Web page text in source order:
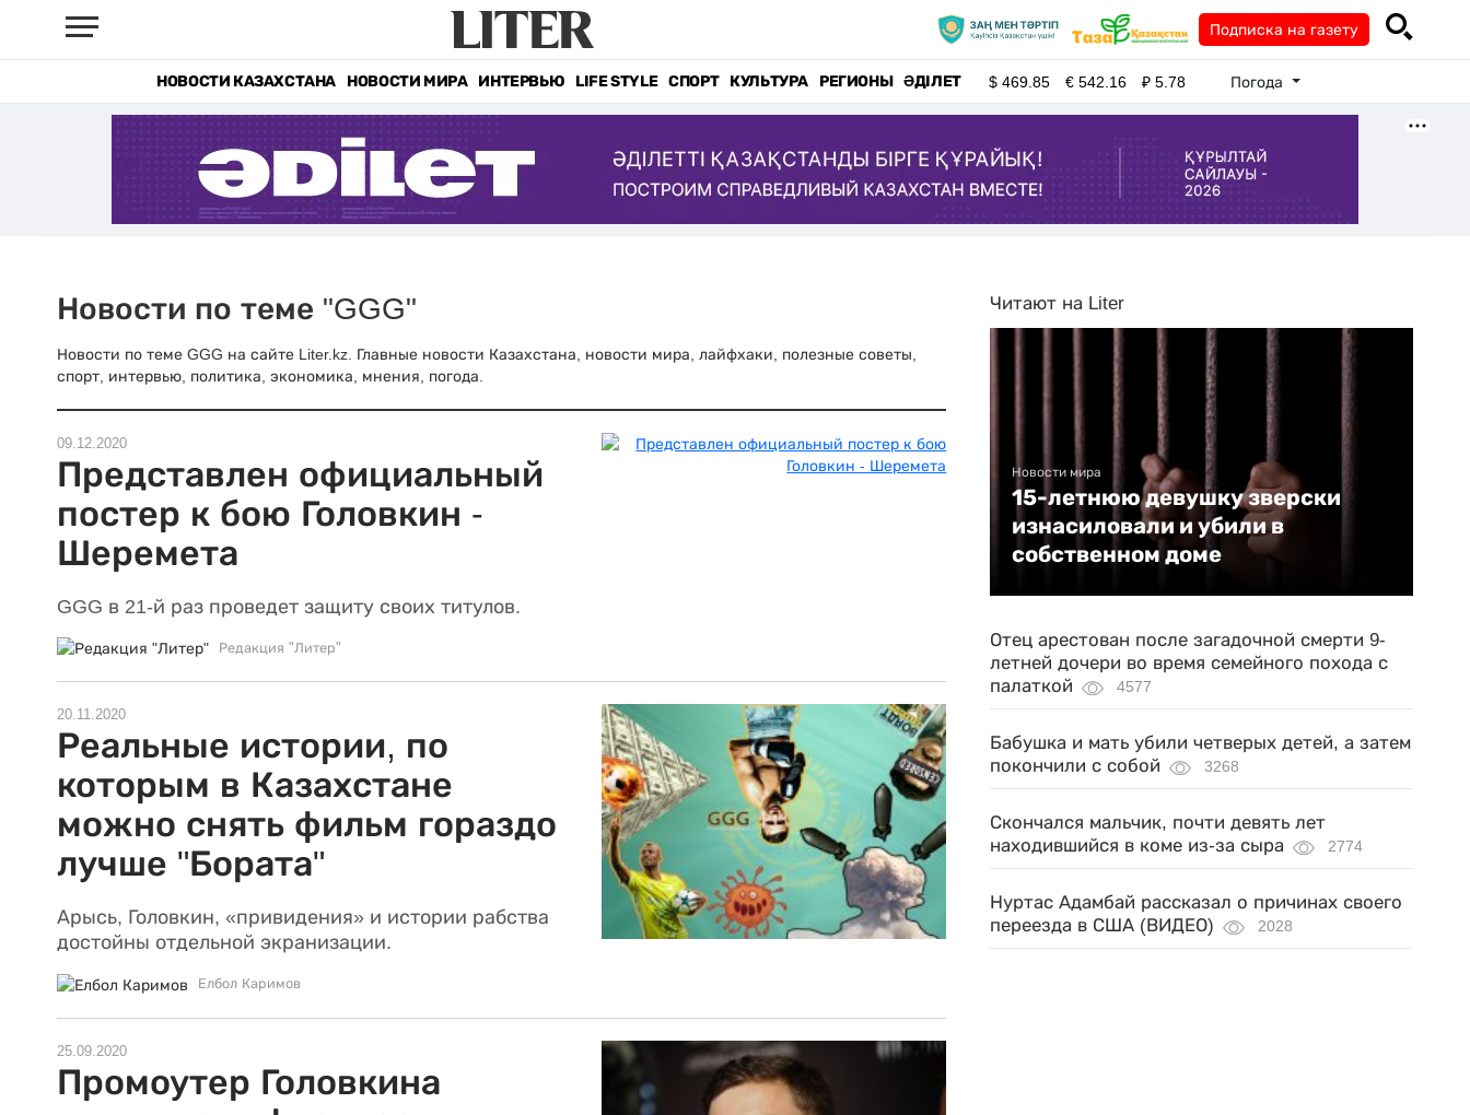
Подписка на газету
НОВОСТИ КАЗАХСТАНА НОВОСТИ МИРА ИНТЕРВЬЮ LIFE STYLE СПОРТ КУЛЬТУРА РЕГИОНЫ ӘДІЛЕТ $469.85 €542.16 ₽5.78 Погода
Новости по теме "GGG"
Новости по теме GGG на сайте Liter.kz. Главные новости Казахстана, новости мира, лайфхаки, полезные советы,
спорт, интервью, политика, экономика, мнения, погода.
09.12.2020
Представлен официальный
постер к бою Головкин -
Шеремета
GGG в 21-й раз проведет защиту своих титулов.
Редакция "Литер"
20.11.2020
Реальные истории, по
которым в Казахстане
можно снять фильм гораздо
лучше "Бората"
Арысь, Головкин, «привидения» и истории рабства
достойны отдельной экранизации.
Елбол Каримов
25.09.2020
Промоутер Головкина
Читают на Liter
Новости мира
15-летнюю девушку зверски
изнасиловали и убили в
собственном доме
Отец арестован после загадочной смерти 9-
летней дочери во время семейного похода с
палаткой
4577
Бабушка и мать убили четверых детей, а затем
покончили с собой
3268
Скончался мальчик, почти девять лет
находившийся в коме из-за сыра
2774
Нуртас Адамбай рассказал о причинах своего
переезда в США (ВИДЕО)
2028